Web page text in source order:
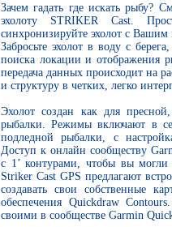
Зачем гадать где искать рыбу?
эхолоту STRIKER Cast.
синхронизируйте эхолот с
Забросьте эхолот в воду с
поиска локации и отображения
передача данных происходит на
и структуру в четких, легко
Эхолот создан как для
рыбалки. Режимы включают в
подледной рыбалки, с
Доступ к онлайн сообществу
с 1’ контурами, чтобы вы
Striker Cast GPS предлагают
создавать свои собственные
обеспечения Quickdraw
своими в сообществе Garmin